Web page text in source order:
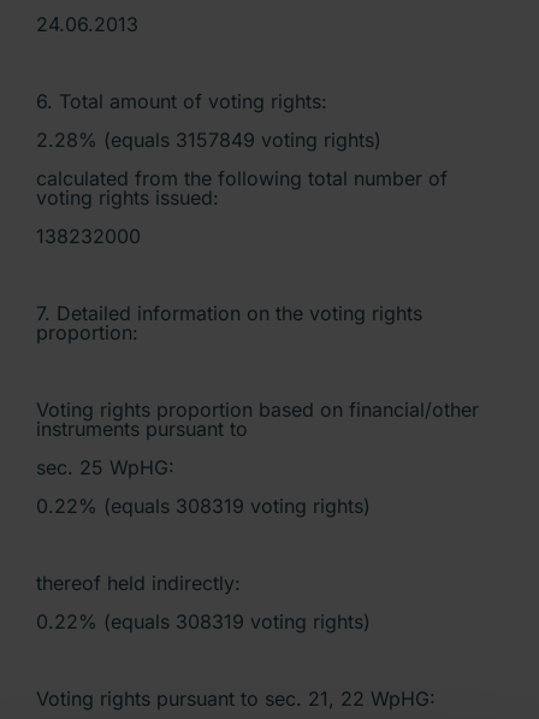
24.06.2013
6. Total amount of voting rights:
2.28% (equals 3157849 voting rights)
calculated from the following total number of
voting rights issued:
138232000
7. Detailed information on the voting rights
proportion:
Voting rights proportion based on financial/other
instruments pursuant to
sec. 25 WpHG:
0.22% (equals 308319 voting rights)
thereof held indirectly:
0.22% (equals 308319 voting rights)
Voting rights pursuant to sec. 21, 22 WpHG: